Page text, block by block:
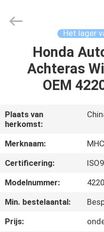
PRODUCTEN
ONGEVEER
ONS
FABRIEKSREIS
NEEM
Limited.
Het lager
Honda
Achteras
OEM
Plaats van
herkomst:
Merknaam:
Certificering:
Modelnummer:
Min. bestelaantal:
Prijs: